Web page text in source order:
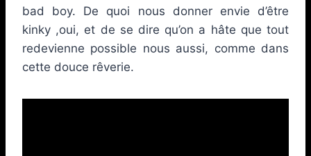
bad boy. De quoi nous donner envie d’être
kinky ,oui, et de se dire qu’on a hâte que tout
redevienne possible nous aussi, comme dans
cette douce rêverie.